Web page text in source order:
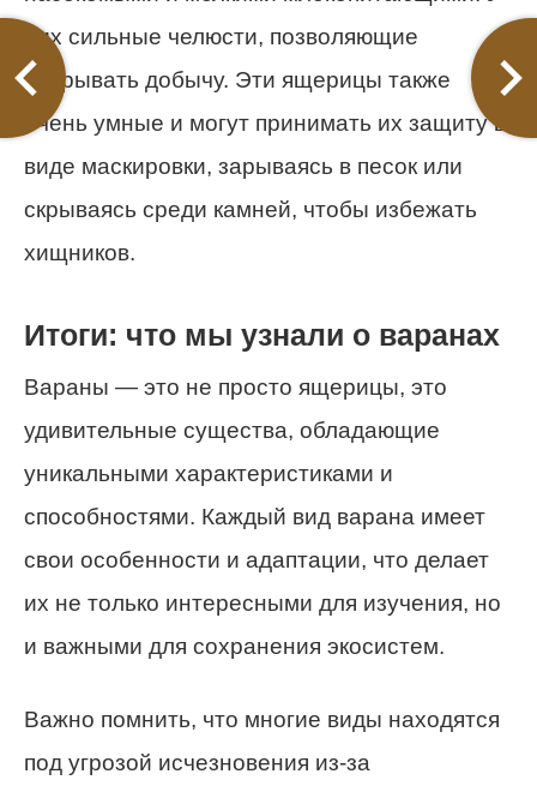
них сильные челюсти, позволяющие
разрывать добычу. Эти ящерицы также
очень умные и могут принимать их защиту в
виде маскировки, зарываясь в песок или
скрываясь среди камней, чтобы избежать
хищников.
Итоги: что мы узнали о варанах
Вараны — это не просто ящерицы, это
удивительные существа, обладающие
уникальными характеристиками и
способностями. Каждый вид варана имеет
свои особенности и адаптации, что делает
их не только интересными для изучения, но
и важными для сохранения экосистем.
Важно помнить, что многие виды находятся
под угрозой исчезновения из-за